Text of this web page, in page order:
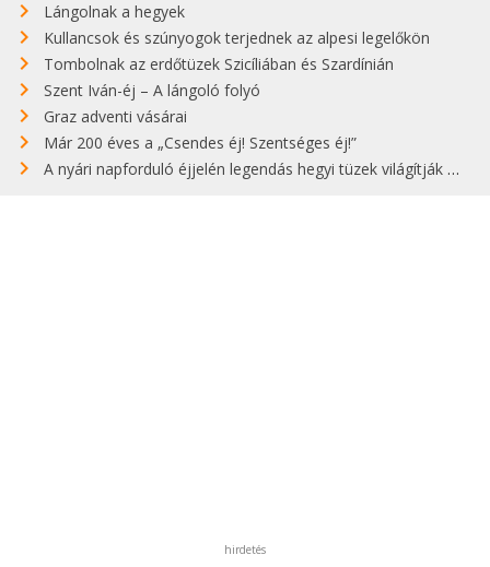
Lángolnak a hegyek
Kullancsok és szúnyogok terjednek az alpesi legelőkön
Tombolnak az erdőtüzek Szicíliában és Szardínián
Szent Iván-éj – A lángoló folyó
Graz adventi vásárai
Már 200 éves a „Csendes éj! Szentséges éj!”
A nyári napforduló éjjelén legendás hegyi tüzek világítják meg Zugspitzét
hirdetés